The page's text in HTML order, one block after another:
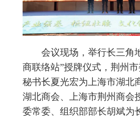
会议现场，举行长三角
商联络站”授牌仪式，荆州
秘书长夏光宏为上海市湖北
湖北商会、上海市荆州商会
委常委、组织部部长胡斌为